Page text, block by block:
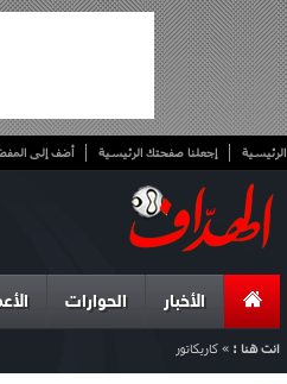
الرئيسية إجعلنا صفحتك الرئيسية أضف إلى
الأخبار الحوارات
انت هنا : » كاريكاتور